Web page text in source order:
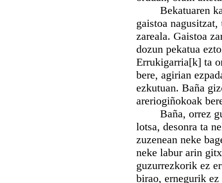
Bekatuaren
gaistoa nagusitzat,
zareala. Gaistoa
dozun pekatua
Errukigarria[k] ta
bere, agirian
ezkutuan. Baña
areriogiñokoak
Baña, orrez
lotsa, desonra ta
zuzenean neke
neke labur arin
guzurrezkorik ez
birao, ernegurik